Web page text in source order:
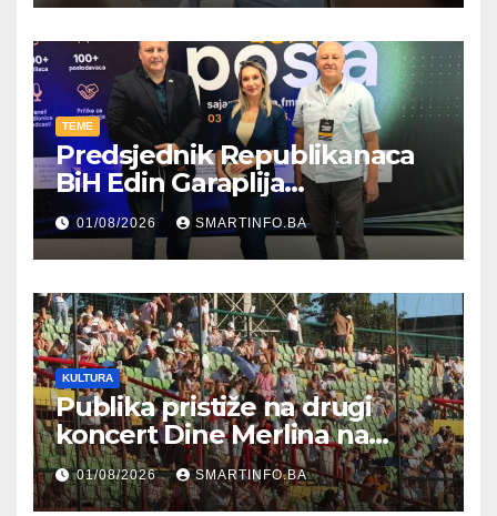
TEME
Predsjednik Republikanaca
BiH Edin Garaplija
prisustvovao prezentaciji
Federalnog sajma
zapošljavanja
01/08/2026 SMARTINFO.BA
KULTURA
Publika pristiže na drugi
koncert Dine Merlina na
Koševu
01/08/2026 SMARTINFO.BA